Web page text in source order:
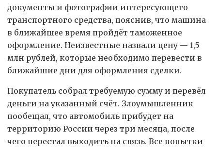
документы и фотографии интересующего
транспортного средства, пояснив, что машина
в ближайшее время пройдёт таможенное
оформление. Неизвестные назвали цену — 1,5
млн рублей, которые необходимо перевести в
ближайшие дни для оформления сделки.
Покупатель собрал требуемую сумму и перевёл
деньги на указанный счёт. Злоумышленник
пообещал, что автомобиль прибудет на
территорию России через три месяца, после
чего перестал выходить на связь. Все попытки